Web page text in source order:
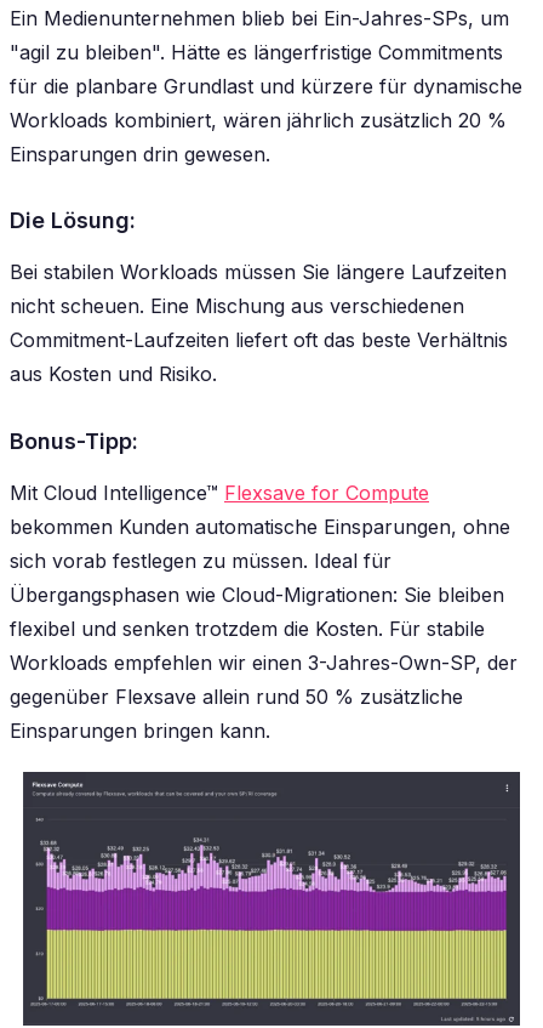
Ein Medienunternehmen blieb bei Ein-Jahres-SPs, um
"agil zu bleiben". Hätte es längerfristige Commitments
für die planbare Grundlast und kürzere für dynamische
Workloads kombiniert, wären jährlich zusätzlich 20 %
Einsparungen drin gewesen.
Die Lösung:
Bei stabilen Workloads müssen Sie längere Laufzeiten
nicht scheuen. Eine Mischung aus verschiedenen
Commitment-Laufzeiten liefert oft das beste Verhältnis
aus Kosten und Risiko.
Bonus-Tipp:
Mit Cloud Intelligence™ Flexsave for Compute
bekommen Kunden automatische Einsparungen, ohne
sich vorab festlegen zu müssen. Ideal für
Übergangsphasen wie Cloud-Migrationen: Sie bleiben
flexibel und senken trotzdem die Kosten. Für stabile
Workloads empfehlen wir einen 3-Jahres-Own-SP, der
gegenüber Flexsave allein rund 50 % zusätzliche
Einsparungen bringen kann.